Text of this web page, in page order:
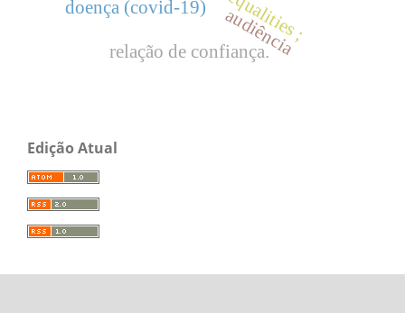
doença (covid-19) audiência
relação de confiança.
Edição Atual